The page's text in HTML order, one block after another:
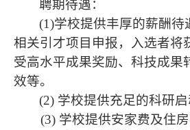
聘期待遇：
(1)学校提供丰厚的薪酬待
相关引才项目申报，入选者将
受高水平成果奖励、科技成果
效等。
(2) 学校提供充足的科研启
(3)学校提供安家费及住